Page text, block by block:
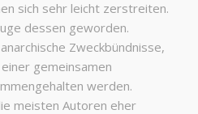
sich sehr leicht zerstreiten.
dessen geworden.
Zweckbündnisse,
gemeinsamen
werden.
meisten Autoren eher